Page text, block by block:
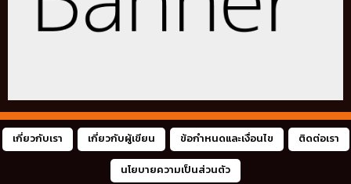
เกี่ยวกับเรา เกี่ยวกับผู้เขียน ข้อกำหนดและเงื่อนไข ติดต่อเรา
นโยบายความเป็นส่วนตัว